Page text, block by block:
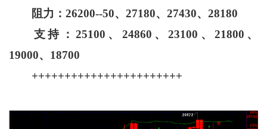
阻力：26200--50、27180、27430、28180
支持：25100、24860、23100、21800、
19000、18700
+++++++++++++++++++++++